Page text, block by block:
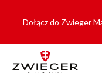
Dołącz do Zwieger